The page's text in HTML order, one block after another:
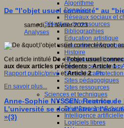
Algorithme
Données
Réseaux sociaux et
Sélection de ressources
Bibliographies
Education artistique
Education
Histoire
Ressources
Ressources sciences
Sites éducatifs
Sites pédagogiques
Sites ressources
Sciences et techniques
Culture scientifique
Développement
Intelligence artificielle
Logiciels libres
De "l’objet usuel connecté" au
samedi, 11 février 2023
Analyses
Cet article intitulé De « l’objet usuel
aux deux articles précédents : Article 1 :
Rapport public/privé etArticle 2:
En savoir plus...
Anne-Sophie NYSSEN, Rectrice
L’université se doit d’être à
»(3)